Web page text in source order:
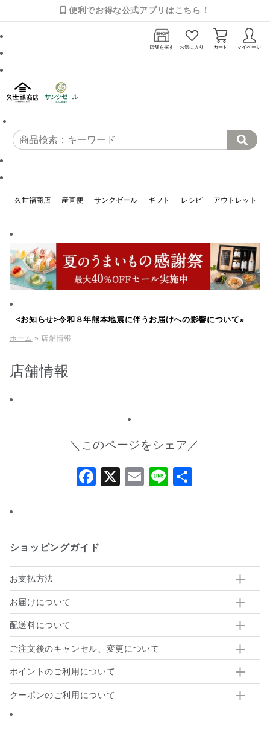
便利でお得な公式アプリはこちら！
店舗を探す お気に入り カート マイページ
久世福商店 産直便 サンクゼール ギフト レシピ アウトレット
<お知らせ>令和８年熊本地震に伴うお届けへの影響について»
ホーム » 店舗情報
店舗情報
＼このページをシェア／
Facebook
X Email
Line
ショッピングガイド
お支払方法
お届けについて
配送料について
ご注文後のキャンセル、変更について
ポイントのご利用について
クーポンのご利用について